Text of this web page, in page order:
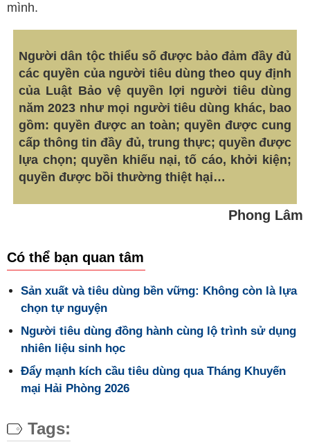
mình.
Người dân tộc thiểu số được bảo đảm đầy đủ
các quyền của người tiêu dùng theo quy định
của Luật Bảo vệ quyền lợi người tiêu dùng
năm 2023 như mọi người tiêu dùng khác, bao
gồm: quyền được an toàn; quyền được cung
cấp thông tin đầy đủ, trung thực; quyền được
lựa chọn; quyền khiếu nại, tố cáo, khởi kiện;
quyền được bồi thường thiệt hại…
Phong Lâm
Có thể bạn quan tâm
Sản xuất và tiêu dùng bền vững: Không còn là lựa
chọn tự nguyện
Người tiêu dùng đồng hành cùng lộ trình sử dụng
nhiên liệu sinh học
Đẩy mạnh kích cầu tiêu dùng qua Tháng Khuyến
mại Hải Phòng 2026
Tags: